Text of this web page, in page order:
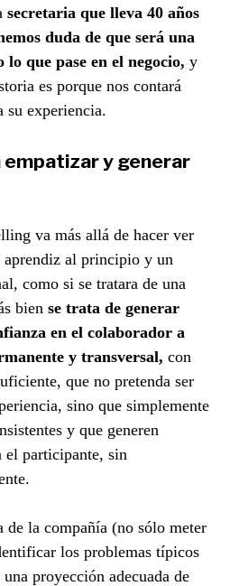
secretaria que lleva 40 años
duda de que será una
lo que pase en el negocio,y
es porque nos contará
su experiencia.
y generar
va más allá de hacer ver
al principio y un
como si se tratara de una
biense trata de generar
en el colaborador a
y transversal, con
que no pretenda ser
sino que simplemente
y que generen
participante, sin
de la compañía (no sólo meter
los problemas típicos
proyección adecuada de